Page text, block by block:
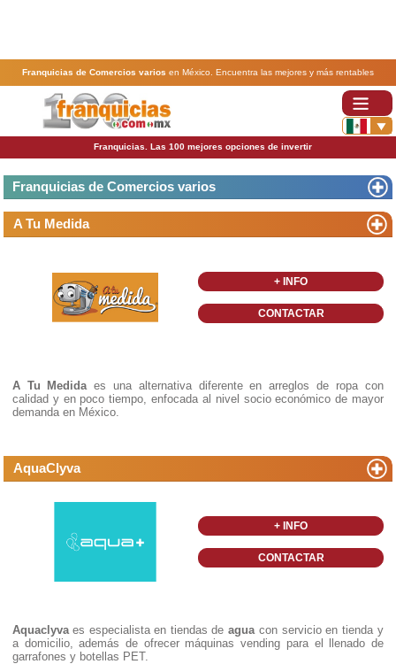
Franquicias de Comercios varios en México. Encuentra las mejores y más rentables
franquicias de Comercios varios . Abre tu negocio a través de una franquicia barata, rentable y
Franquicias. Las 100 mejores opciones de invertir
Franquicias de Comercios varios
A Tu Medida
+ INFO
CONTACTAR
A Tu Medida es una alternativa diferente en arreglos de ropa con
calidad y en poco tiempo, enfocada al nivel socio económico de mayor
demanda en México.
AquaClyva
+ INFO
CONTACTAR
Aquaclyva es especialista en tiendas de agua con servicio en tienda y
a domicilio, además de ofrecer máquinas vending para el llenado de
garrafones y botellas PET.